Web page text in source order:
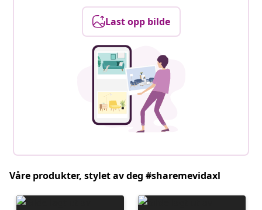
Last opp bilde
Våre produkter, stylet av deg #sharemevidaxl